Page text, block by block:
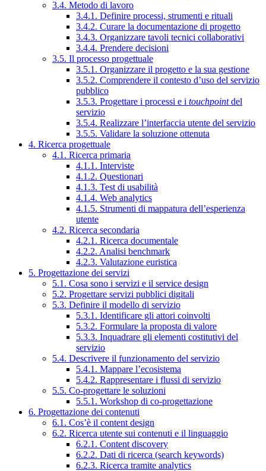
3.4. Metodo di lavoro
3.4.1. Definire processi, strumenti e rituali
3.4.2. Curare la documentazione di progetto
3.4.3. Organizzare tavoli tecnici collaborativi
3.4.4. Prendere decisioni
3.5. Il processo progettuale
3.5.1. Organizzare il progetto e la sua gestione
3.5.2. Comprendere il contesto d’uso del servizio
pubblico
3.5.3. Progettare i processi e i touchpointdel
servizio
3.5.4. Realizzare l’interfaccia utente del servizio
3.5.5. Validare la soluzione ottenuta
4. Ricerca progettuale
4.1. Ricerca primaria
4.1.1. Interviste
4.1.2. Questionari
4.1.3. Test di usabilità
4.1.4. Web analytics
4.1.5. Strumenti di mappatura dell’esperienza
utente
4.2. Ricerca secondaria
4.2.1. Ricerca documentale
4.2.2. Analisi benchmark
4.2.3. Valutazione euristica
5. Progettazione dei servizi
5.1. Cosa sono i servizi e il service design
5.2. Progettare servizi pubblici digitali
5.3. Definire il modello di servizio
5.3.1. Identificare gli attori coinvolti
5.3.2. Formulare la proposta di valore
5.3.3. Inquadrare gli elementi costitutivi del
servizio
5.4. Descrivere il funzionamento del servizio
5.4.1. Mappare l’ecosistema
5.4.2. Rappresentare i flussi di servizio
5.5. Co-progettare le soluzioni
5.5.1. Workshop di co-progettazione
6. Progettazione dei contenuti
6.1. Cos’è il content design
6.2. Ricerca utente sui contenuti e il linguaggio
6.2.1. Content discovery
6.2.2. Dati di ricerca (search keywords)
6.2.3. Ricerca tramite analytics